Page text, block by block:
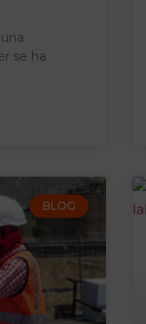
se ha
BLOG